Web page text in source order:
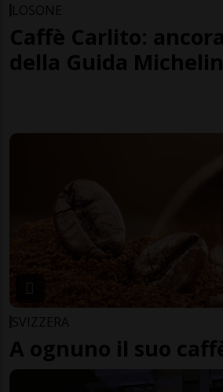
LOSONE
Caffè Carlito:
della Guida
SVIZZERA
A ognuno il suo